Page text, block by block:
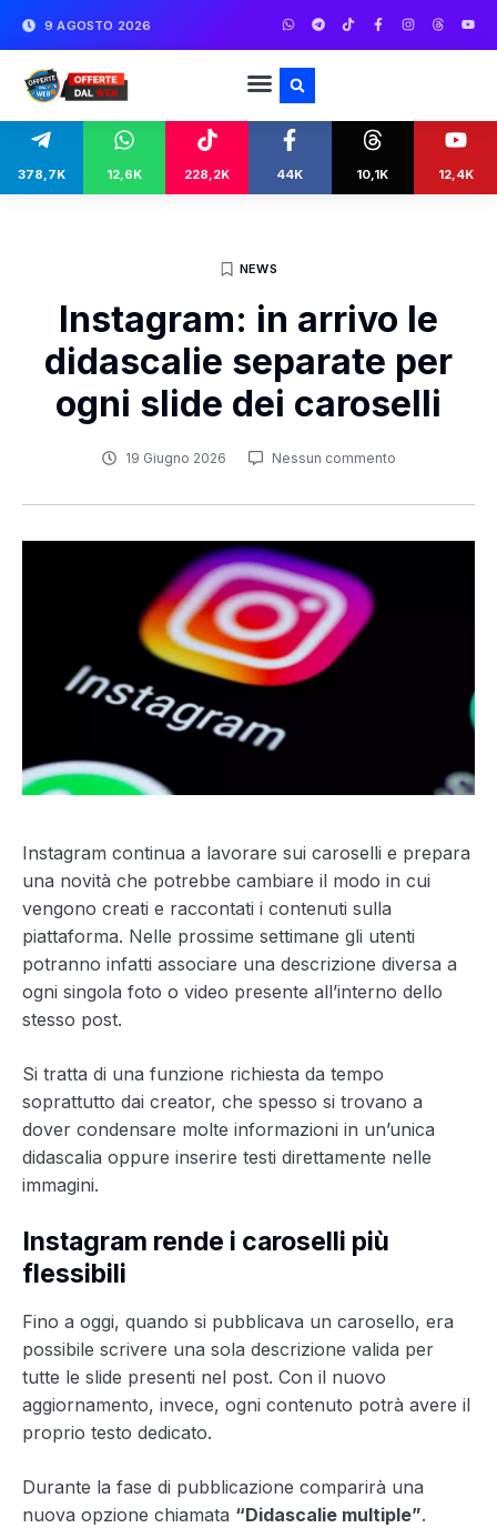
9 AGOSTO 2026
378,7K 12,6K 228,2K 44K 10,1K 12,4K
NEWS
Instagram: in arrivo le
didascalie separate per
ogni slide dei caroselli
19 Giugno 2026 Nessun commento
Instagram continua a lavorare sui caroselli e prepara
una novità che potrebbe cambiare il modo in cui
vengono creati e raccontati i contenuti sulla
piattaforma. Nelle prossime settimane gli utenti
potranno infatti associare una descrizione diversa a
ogni singola foto o video presente all’interno dello
stesso post.
Si tratta di una funzione richiesta da tempo
soprattutto dai creator, che spesso si trovano a
dover condensare molte informazioni in un’unica
didascalia oppure inserire testi direttamente nelle
immagini.
Instagram rende i caroselli più
flessibili
Fino a oggi, quando si pubblicava un carosello, era
possibile scrivere una sola descrizione valida per
tutte le slide presenti nel post. Con il nuovo
aggiornamento, invece, ogni contenuto potrà avere il
proprio testo dedicato.
Durante la fase di pubblicazione comparirà una
nuova opzione chiamata “Didascalie multiple”.